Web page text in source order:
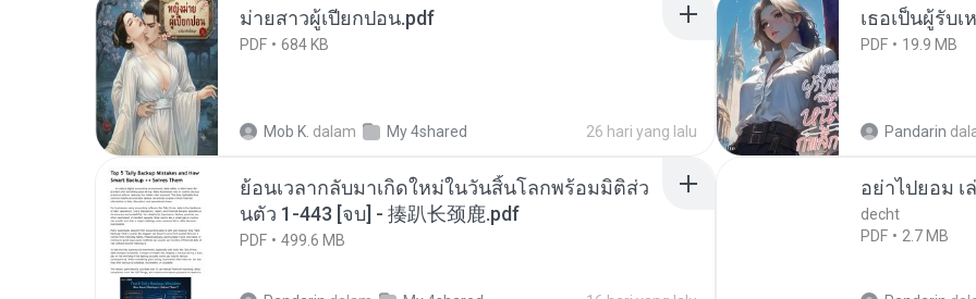
ม่ายสาวผู้เปียกปอน.pdf
PDF 684 KB
Mob K. dalam My 4shared 26 hari yang lalu
เธอเป็นผู้รับ
PDF 19.9 MB
Pandarin
ย้อนเวลากลับมาเกิดใหม่ในวันสิ้นโลกพร้อมมิติส่ว
นตัว 1-443 [จบ] - 揍趴长颈鹿.pdf
PDF 499.6 MB
อย่าไปยอม เ
decht
PDF
2.7 MB